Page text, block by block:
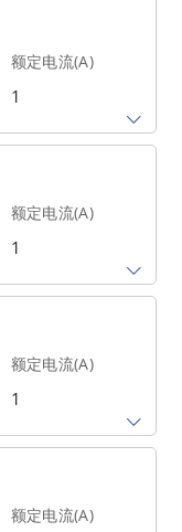
额定电流(A)
1
重量(kg)
额定电流(A)
1
重量(kg)
额定电流(A)
1
重量(kg)
额定电流(A)